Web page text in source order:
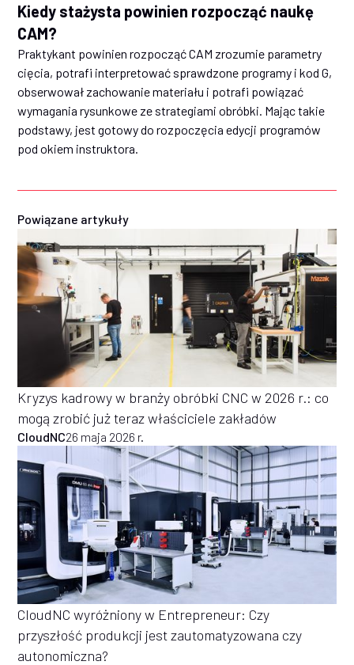
Kiedy stażysta powinien rozpocząć naukę
CAM?
Praktykant powinien rozpocząć CAM zrozumie parametry
cięcia, potrafi interpretować sprawdzone programy i kod G,
obserwował zachowanie materiału i potrafi powiązać
wymagania rysunkowe ze strategiami obróbki. Mając takie
podstawy, jest gotowy do rozpoczęcia edycji programów
pod okiem instruktora.
Powiązane artykuły
Kryzys kadrowy w branży obróbki CNC w 2026 r.: co
mogą zrobić już teraz właściciele zakładów
CloudNC26 maja 2026 r.
CloudNC wyróżniony w Entrepreneur: Czy
przyszłość produkcji jest zautomatyzowana czy
autonomiczna?